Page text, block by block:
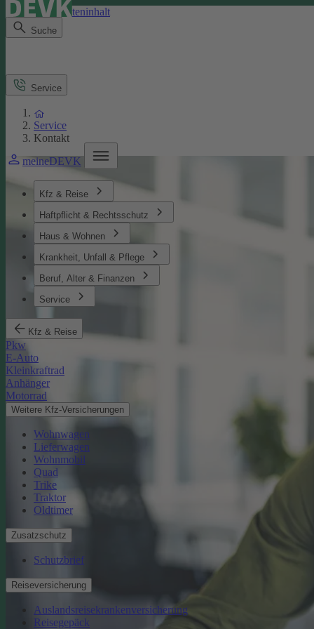
Direkt zum Seiteninhalt
Suche
meineDEVK
Kfz & Reise
Haftpflicht & Rechtsschutz
Haus & Wohnen
Krankheit, Unfall & Pflege
Beruf, Alter & Finanzen
Service
Kfz & Reise
Pkw
E-Auto
Kleinkraftrad
Anhänger
Motorrad
Weitere Kfz-Versicherungen
Wohnwagen
Lieferwagen
Wohnmobil
Quad
Trike
Traktor
Oldtimer
Zusatzschutz
Schutzbrief
Reiseversicherung
Auslandsreisekrankenversicherung
Reisegepäck
Service
Service
Kontakt